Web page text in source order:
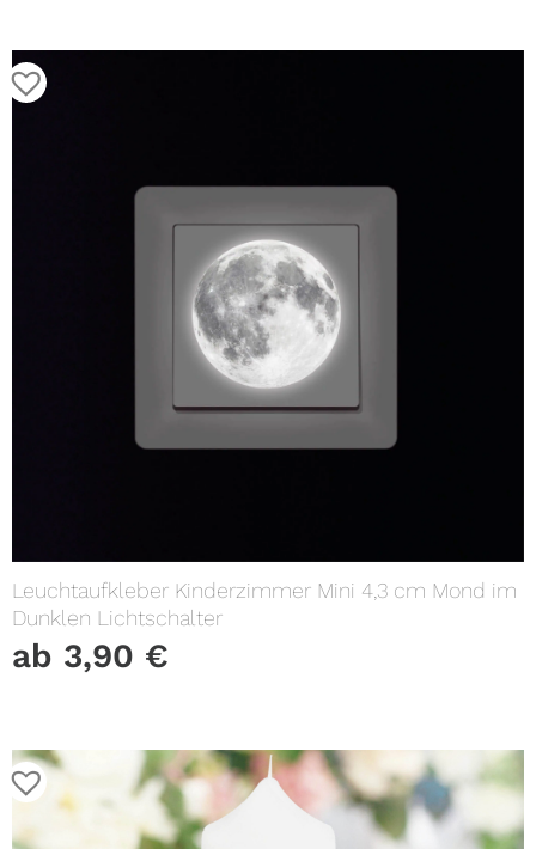
Leuchtaufkleber Kinderzimmer Mini 4,3 cm Mond im
Dunklen Lichtschalter
ab 3,90 €